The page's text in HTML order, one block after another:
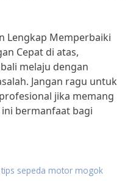
Lengkap Memperbaiki
Cepat di atas,
melaju dengan
Jangan ragu untuk
jika memang
bermanfaat bagi
tips sepeda motor mogok